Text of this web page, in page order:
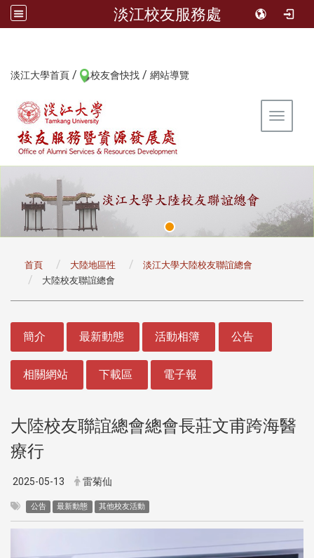
淡江校友服務處
淡江大學首頁 / 校友會快找 / 網站導覽
Toggle
首頁 大陸地區性
淡江大學大陸校友聯誼總會
大陸校友聯誼總會
簡介 最新動態 活動相簿 公告
相關網站 下載區 電子報
大陸校友聯誼總會總會長莊文甫跨海醫
療行
2025-05-13 雷菊仙
公告 最新動態 其他校友活動